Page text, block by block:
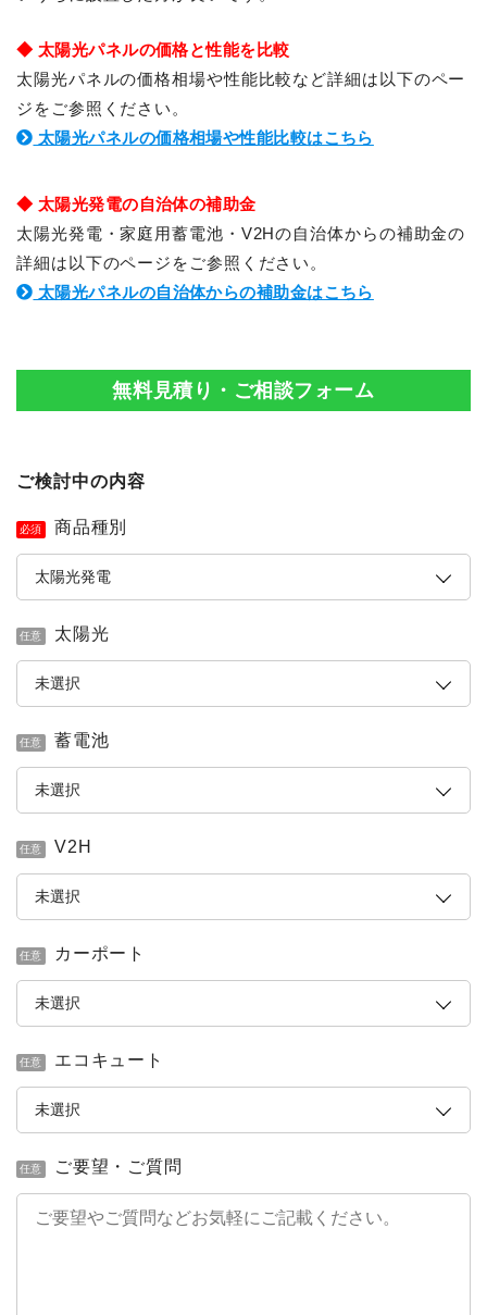
◆ 太陽光パネルの価格と性能を比較
太陽光パネルの価格相場や性能比較など詳細は以下のペー
ジをご参照ください。
太陽光パネルの価格相場や性能比較はこちら
◆ 太陽光発電の自治体の補助金
太陽光発電・家庭用蓄電池・V2Hの自治体からの補助金の
詳細は以下のページをご参照ください。
太陽光パネルの自治体からの補助金はこちら
無料見積り・ご相談フォーム
ご検討中の内容
必須 商品種別
任意 太陽光
任意 蓄電池
任意 V2H
任意 カーポート
任意 エコキュート
任意 ご要望・ご質問